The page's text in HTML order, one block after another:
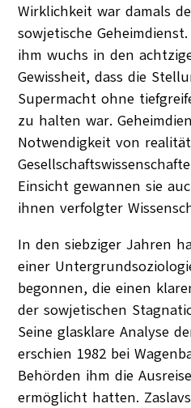
Wirklichkeit war damals
sowjetische
ihm wuchs in den
Gewissheit, dass die
Supermacht ohne
zu halten war.
Notwendigkeit von
Einsicht gewannen sie
ihnen verfolgter
In den siebziger Jahren
einer
begonnen, die einen
der sowjetischen
Seine glasklare Analyse
erschien 1982 bei
Behörden ihm die
ermöglicht hatten.